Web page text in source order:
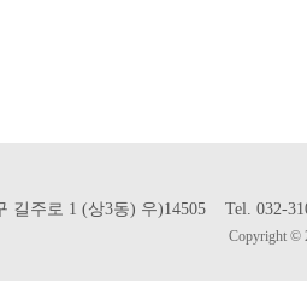
길주로 1 (상3동) 우)14505 Tel.
Copyright ©